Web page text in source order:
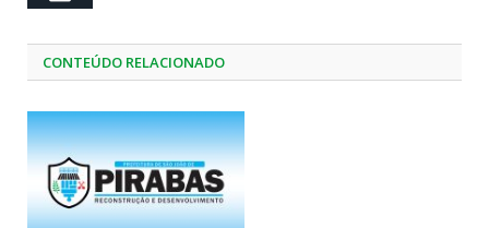
CONTEÚDO RELACIONADO